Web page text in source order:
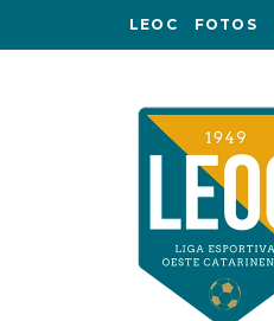
LEOC FOTOS